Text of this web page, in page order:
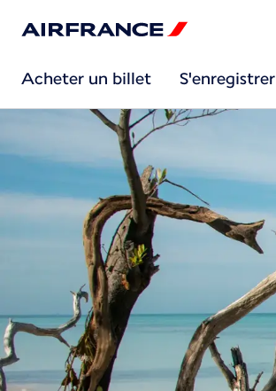
Acheter un billet S'enregistrer